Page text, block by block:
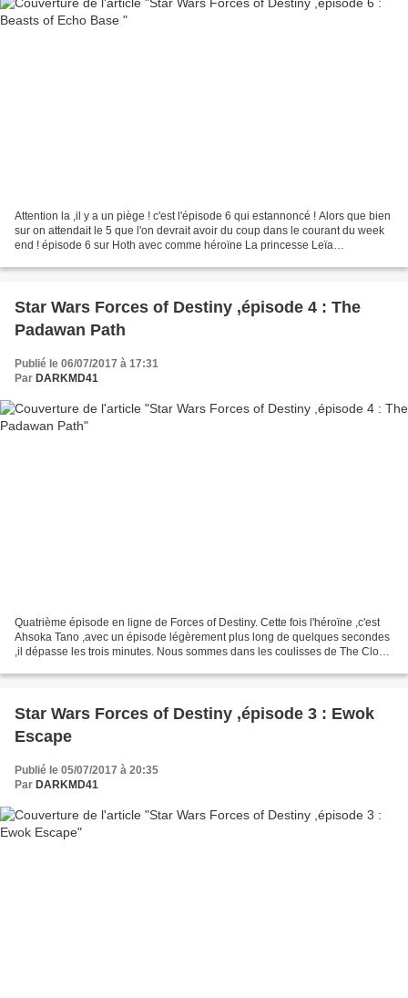
Attention la ,il y a un piège ! c'est l'épisode 6 qui estannoncé ! Alors que bien
sur on attendait le 5 que l'on devrait avoir du coup dans le courant du week
end ! épisode 6 sur Hoth avec comme héroïne La princesse Leïa
Star Wars Forces of Destiny ,épisode 4 : The
Padawan Path
Publié le 06/07/2017 à 17:31
Par DARKMD41
Quatrième épisode en ligne de Forces of Destiny. Cette fois l'héroïne ,c'est
Ahsoka Tano ,avec un épisode légèrement plus long de quelques secondes
,il dépasse les trois minutes. Nous sommes dans les coulisses de The Clone
Star Wars Forces of Destiny ,épisode 3 : Ewok
Escape
Publié le 05/07/2017 à 20:35
Par DARKMD41